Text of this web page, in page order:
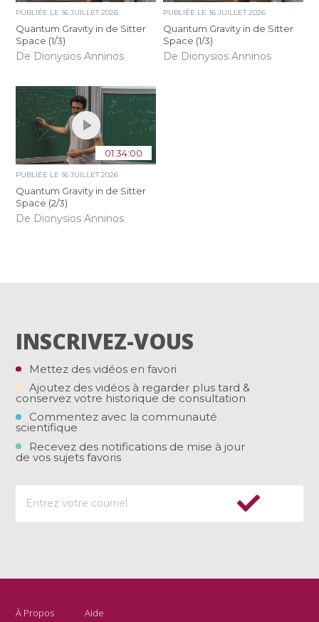
PUBLIÉE LE16 JUILLET 2026
Quantum Gravity in de Sitter
Space (1/3)
De Dionysios Anninos
PUBLIÉE LE 16 JUILLET 2026
Quantum Gravity in de Sitter
Space (1/3)
De Dionysios Anninos
01:34:00
PUBLIÉE LE16 JUILLET 2026
Quantum Gravity in de Sitter
Space (2/3)
De Dionysios Anninos
INSCRIVEZ-VOUS
Mettez des vidéos en favori
Ajoutez des vidéos à regarder plus tard &
conservez votre historique de consultation
Commentez avec la communauté
scientifique
Recevez des notifications de mise à jour
de vos sujets favoris
À Propos Aide